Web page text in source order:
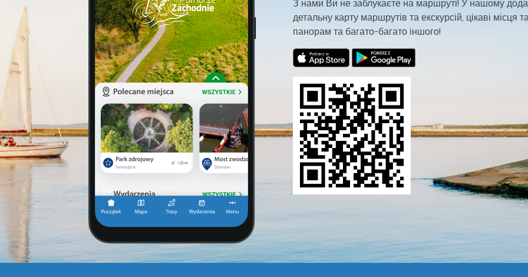
З нами Ви не заблукаєте на маршруті! У нашому
детальну карту маршрутів та екскурсій, цікаві місця
панорам та багато-багато іншого!